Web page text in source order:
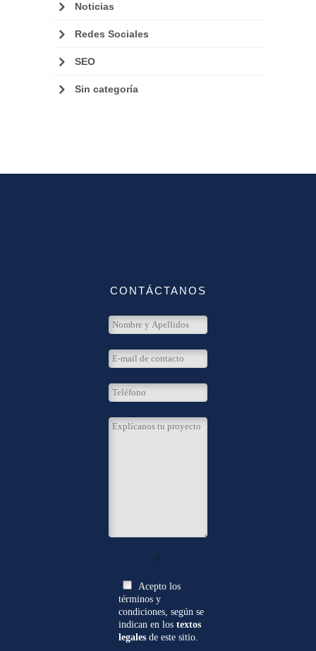
Noticias
Redes Sociales
SEO
Sin categoría
CONTÁCTANOS
0
Acepto los
términos y
condiciones, según se
indican en lostextos
legales de este sitio.